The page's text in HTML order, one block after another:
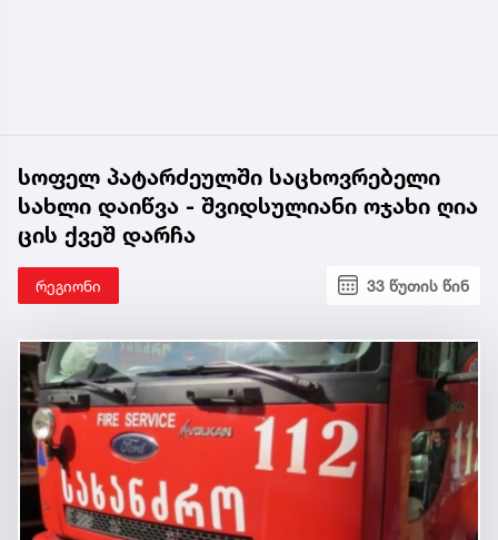
სოფელ პატარძეულში საცხოვრებელი
სახლი დაიწვა - შვიდსულიანი ოჯახი ღია
ცის ქვეშ დარჩა
რეგიონი 33 წუთის წინ